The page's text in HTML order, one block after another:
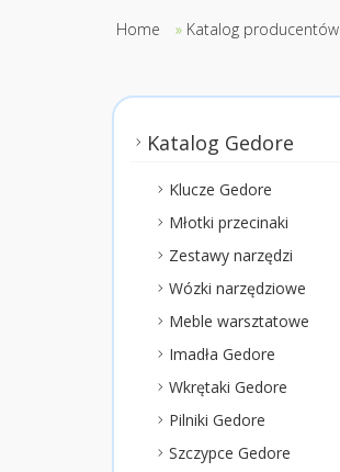
Home » Katalog producentów
Katalog Gedore
Klucze Gedore
Młotki przecinaki
Zestawy narzędzi
Wózki narzędziowe
Meble warsztatowe
Imadła Gedore
Wkrętaki Gedore
Pilniki Gedore
Szczypce Gedore